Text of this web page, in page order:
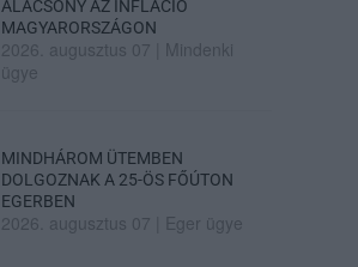
ALACSONY AZ INFLÁCIÓ
MAGYARORSZÁGON
2026. augusztus 07
Mindenki
ügye
MINDHÁROM ÜTEMBEN
DOLGOZNAK A 25-ÖS FŐÚTON
EGERBEN
2026. augusztus 07 Eger ügye